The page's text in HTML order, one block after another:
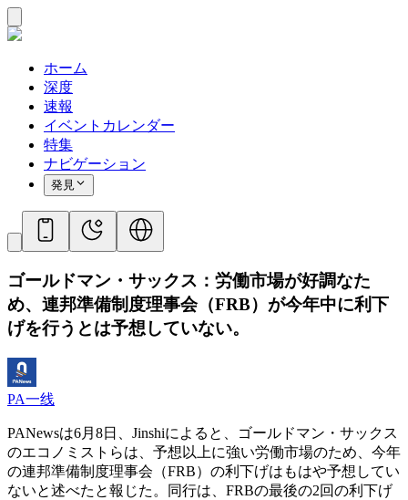
ホーム
深度
速報
イベントカレンダー
特集
ナビゲーション
発見
ゴールドマン・サックス：労働市場が好調なた
め、連邦準備制度理事会（FRB）が今年中に利下
げを行うとは予想していない。
PA一线
PANewsは6月8日、Jinshiによると、ゴールドマン・サックス
のエコノミストらは、予想以上に強い労働市場のため、今年
の連邦準備制度理事会（FRB）の利下げはもはや予想してい
ないと述べたと報じた。同行は、FRBの最後の2回の利下げ